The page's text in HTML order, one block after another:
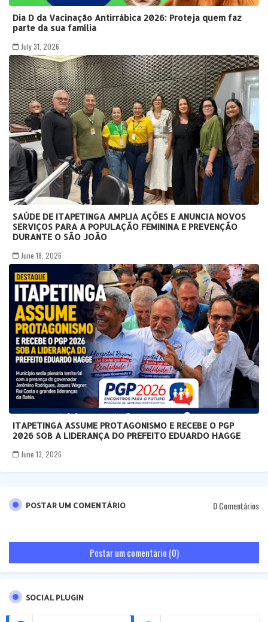
Dia D da Vacinação Antirrábica 2026: Proteja quem faz
parte da sua família
July 31, 2026
SAÚDE DE ITAPETINGA AMPLIA AÇÕES E ANUNCIA NOVOS
SERVIÇOS PARA A POPULAÇÃO FEMININA E PREVENÇÃO
DURANTE O SÃO JOÃO
June 18, 2026
ITAPETINGA ASSUME PROTAGONISMO E RECEBE O PGP
2026 SOB A LIDERANÇA DO PREFEITO EDUARDO HAGGE
June 13, 2026
POSTAR UM COMENTÁRIO 0 Comentários
Postar um comentário (0)
SOCIAL PLUGIN